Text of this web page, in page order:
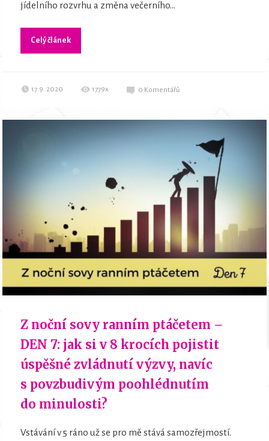
jídelního rozvrhu a změna večerního...
Celý článek
17.9. 2020 1779x 0 Komentářů
Z noční sovy ranním ptáčetem –
DEN 7: jak si v 8 krocích pojistit
úspěšné zvládnutí výzvy, navíc
s povzbudivým poohlédnutím
do minulosti?
Vstávání v 5 ráno už se pro mě stává samozřejmostí.